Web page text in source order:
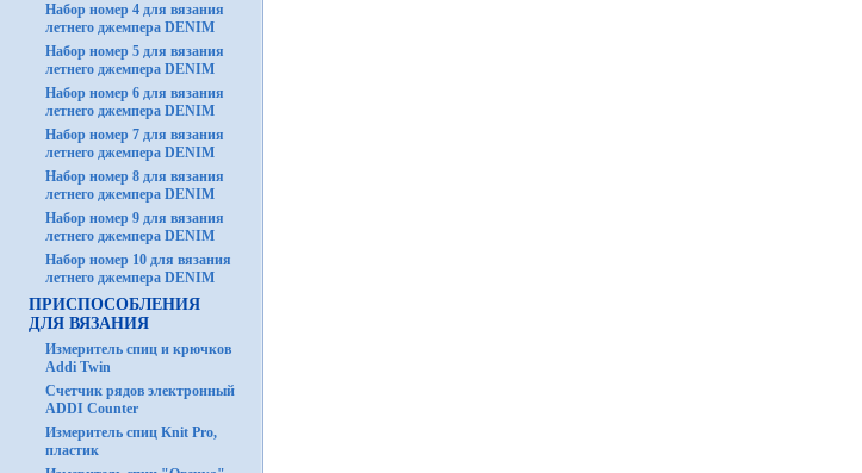
Набор номер 4 для вязания
летнего джемпера DENIM
Набор номер 5 для вязания
летнего джемпера DENIM
Набор номер 6 для вязания
летнего джемпера DENIM
Набор номер 7 для вязания
летнего джемпера DENIM
Набор номер 8 для вязания
летнего джемпера DENIM
Набор номер 9 для вязания
летнего джемпера DENIM
Набор номер 10 для вязания
летнего джемпера DENIM
ПРИСПОСОБЛЕНИЯ
ДЛЯ ВЯЗАНИЯ
Измеритель спиц и крючков
Addi Twin
Счетчик рядов электронный
ADDI Counter
Измеритель спиц Knit Pro,
пластик